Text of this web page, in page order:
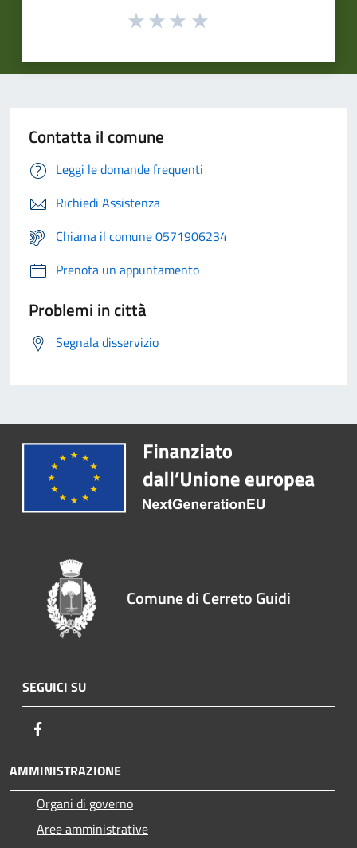
Contatta il comune
Leggi le domande frequenti
Richiedi Assistenza
Chiama il comune 0571906234
Prenota un appuntamento
Problemi in città
Segnala disservizio
Comune di Cerreto Guidi
SEGUICI SU
AMMINISTRAZIONE
Organi di governo
Aree amministrative